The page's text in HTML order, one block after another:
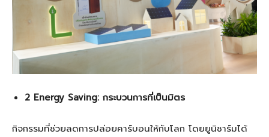
2 Energy Saving: กระบวนการที่เป็นมิตร
กิจกรรมที่ช่วยลดการปล่อยคาร์บอนให้กับโลก โดยยูนิชาร์มได้